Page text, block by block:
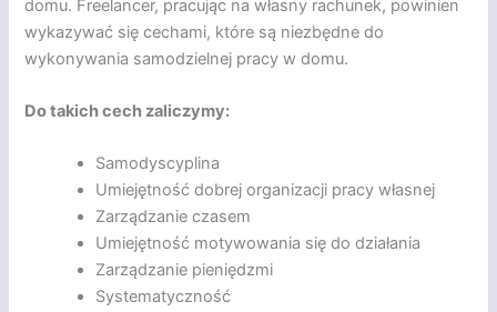
domu. Freelancer, pracując na własny rachunek, powinien
wykazywać się cechami, które są niezbędne do
wykonywania samodzielnej pracy w domu.
Do takich cech zaliczymy:
Samodyscyplina
Umiejętność dobrej organizacji pracy własnej
Zarządzanie czasem
Umiejętność motywowania się do działania
Zarządzanie pieniędzmi
Systematyczność